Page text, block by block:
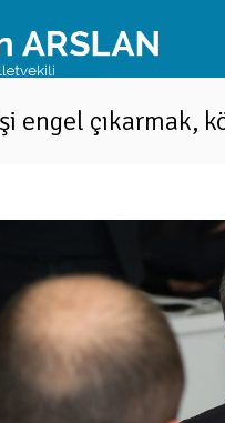
engel çıkarmak,